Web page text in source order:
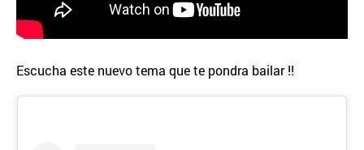
Escucha este nuevo tema que te pondra bailar !!